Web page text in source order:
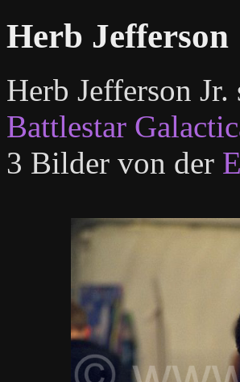
Herb Jefferson
Herb Jefferson
Battlestar
3 Bilder von der